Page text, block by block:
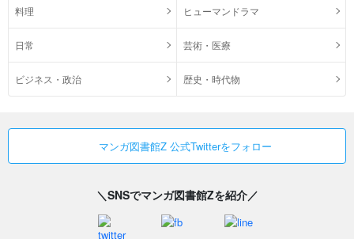
料理 ヒューマンドラマ
日常 芸術・医療
ビジネス・政治 歴史・時代物
マンガ図書館Z 公式Twitterをフォロー
＼SNSでマンガ図書館Zを紹介／